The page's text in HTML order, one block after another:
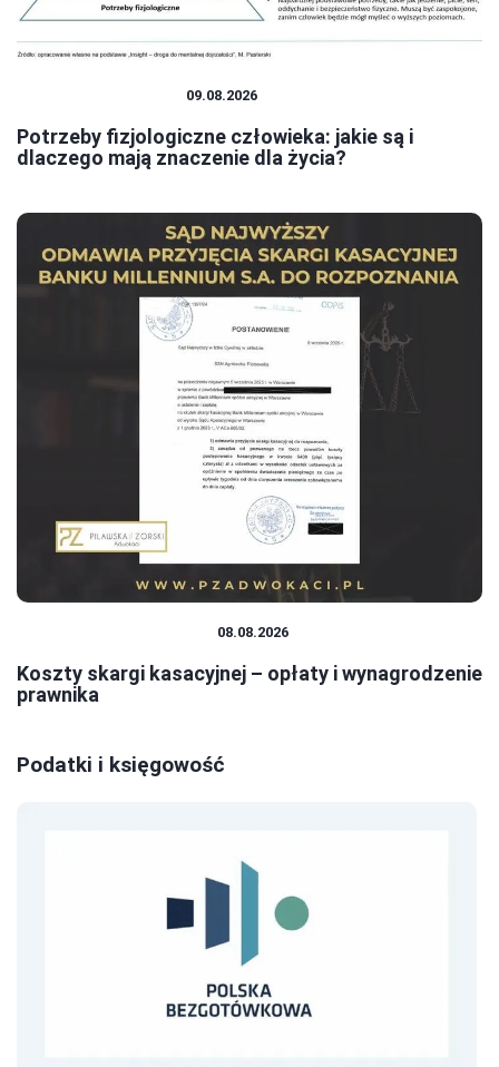
09.08.2026
Potrzeby fizjologiczne człowieka: jakie są i
dlaczego mają znaczenie dla życia?
08.08.2026
Koszty skargi kasacyjnej – opłaty i wynagrodzenie
prawnika
Podatki i księgowość